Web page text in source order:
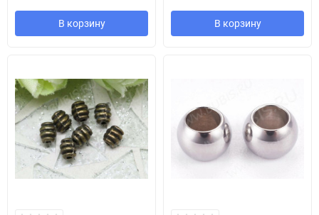
В корзину В корзину